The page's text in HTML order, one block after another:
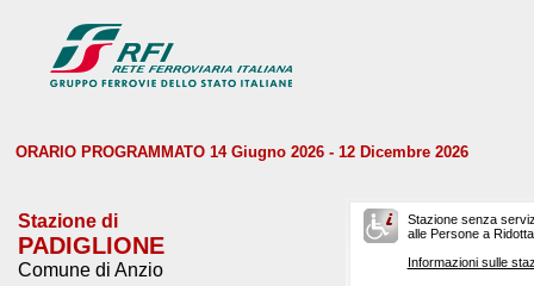
ORARIO PROGRAMMATO 14 Giugno 2026 - 12 Dicembre 2026
Stazione di
PADIGLIONE
Comune di Anzio
Stazione senza
alle Persone a
Informazioni sulle